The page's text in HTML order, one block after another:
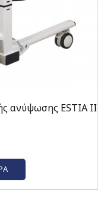
ανύψωσης ESTIA II